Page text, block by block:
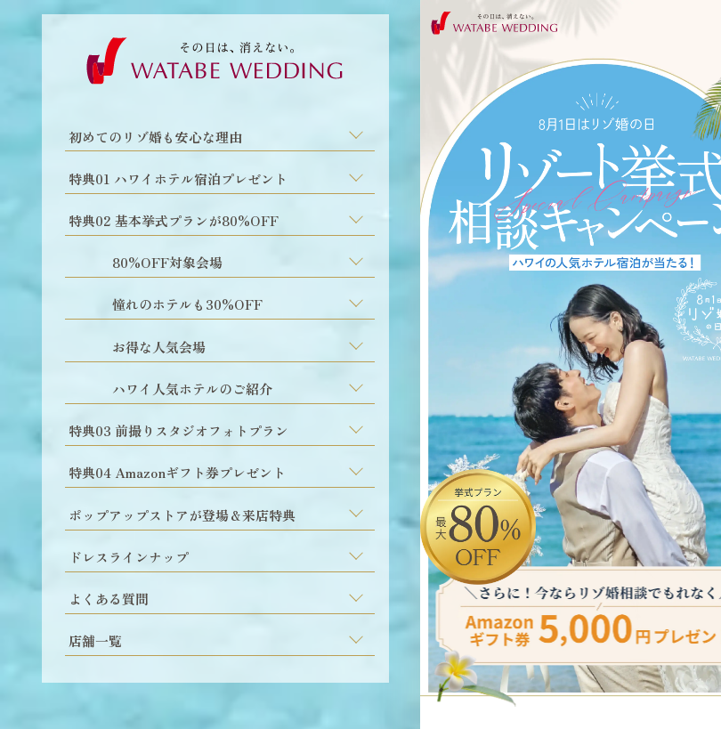
初めてのリゾ婚も安心な理由
特典01 ハワイホテル宿泊プレゼント
特典02 基本挙式プランが80%OFF
80%OFF対象会場
憧れのホテルも30%OFF
お得な人気会場
ハワイ人気ホテルのご紹介
特典03 前撮りスタジオフォトプラン
特典04 Amazonギフト券プレゼント
ポップアップストアが登場＆来店特典
ドレスラインナップ
よくある質問
店舗一覧